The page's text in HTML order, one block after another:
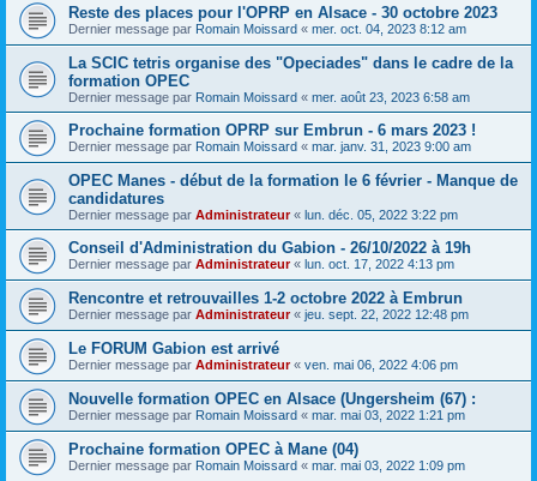
Reste des places pour l'OPRP en Alsace - 30 octobre 2023
Dernier message par Romain Moissard « mer. oct. 04, 2023 8:12 am
La SCIC tetris organise des "Opeciades" dans le cadre de la
formation OPEC
Dernier message par Romain Moissard « mer. août 23, 2023 6:58 am
Prochaine formation OPRP sur Embrun - 6 mars 2023 !
Dernier message par Romain Moissard « mar. janv. 31, 2023 9:00 am
OPEC Manes - début de la formation le 6 février - Manque de
candidatures
Dernier message par Administrateur« lun. déc. 05, 2022 3:22 pm
Conseil d'Administration du Gabion - 26/10/2022 à 19h
Dernier message par Administrateur« lun. oct. 17, 2022 4:13 pm
Rencontre et retrouvailles 1-2 octobre 2022 à Embrun
Dernier message par Administrateur« jeu. sept. 22, 2022 12:48 pm
Le FORUM Gabion est arrivé
Dernier message par Administrateur« ven. mai 06, 2022 4:06 pm
Nouvelle formation OPEC en Alsace (Ungersheim (67) :
Dernier message par Romain Moissard « mar. mai 03, 2022 1:21 pm
Prochaine formation OPEC à Mane (04)
Dernier message par Romain Moissard « mar. mai 03, 2022 1:09 pm